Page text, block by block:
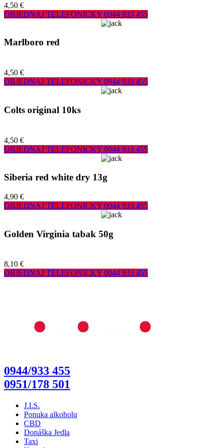
4,50 €
OBJEDNAJ TELEFONICKY 0944 933 455
Marlboro red
4,50 €
OBJEDNAJ TELEFONICKY 0944 933 455
Colts original 10ks
4,50 €
OBJEDNAJ TELEFONICKY 0944 933 455
Siberia red white dry 13g
4,90 €
OBJEDNAJ TELEFONICKY 0944 933 455
Golden Virginia tabak 50g
8,10 €
OBJEDNAJ TELEFONICKY 0944 933 455
0944/933 455
0951/178 501
J.I.S.
Ponuka alkoholu
CBD
Donáška Jedla
Taxi